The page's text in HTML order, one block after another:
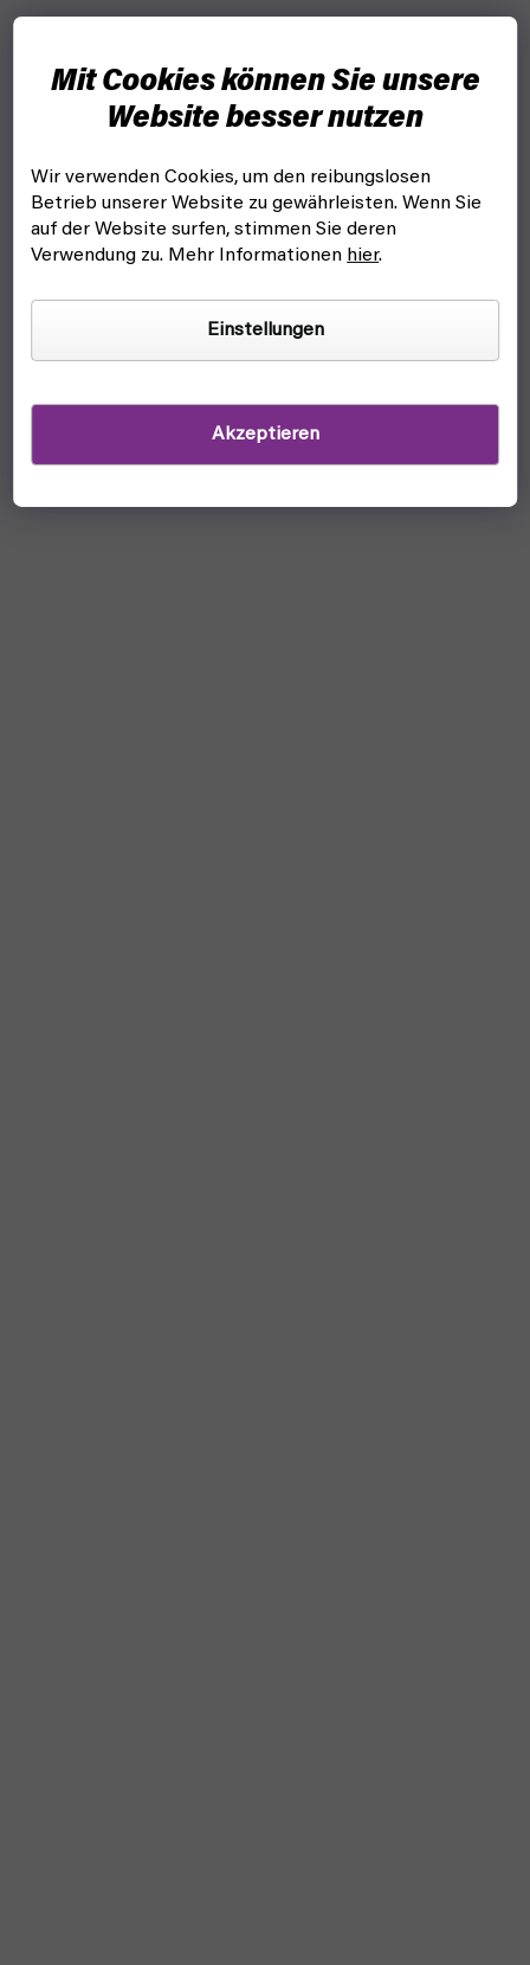
Mit Cookies können Sie unsere
Website besser nutzen
Wir verwenden Cookies, um den reibungslosen
Betrieb unserer Website zu gewährleisten. Wenn Sie
auf der Website surfen, stimmen Sie deren
Verwendung zu. Mehr Informationen hier.
Einstellungen
Akzeptieren